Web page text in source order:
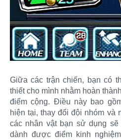
Giữa các trận chiến, bạn có
thiết cho mình nhằm hoàn
điểm cộng. Điều này bao
hiện tại, thay đổi đội nhóm và
các nhân vật bạn sử dụng
dành được điểm kinh